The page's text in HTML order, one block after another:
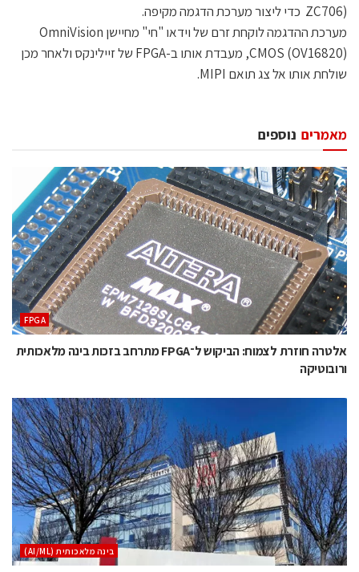
ZC706) כדי ליצור מערכת הדגמה מקיפה.
מערכת ההדגמה לוקחת זרם של וידאו "חי" מחיישן OmniVision
CMOS (OV16820), מעבדת אותו ב-FPGA של זיילינקס ולאחר מכן
שולחת אותו אל צג תואם MIPI.
נוספים מאמרים
‫‪FPGA‬‬
אלטרה חוזרת לצמוח: הביקוש ל־FPGA מתרחב בזכות בינה מלאכותית
ורובוטיקה
בינה מלאכותית (AI/ML)